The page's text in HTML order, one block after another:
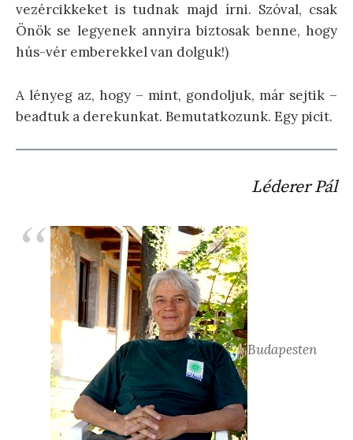
vezércikkeket is tudnak majd írni. Szóval, csak
Önök se legyenek annyira biztosak benne, hogy
hús-vér emberekkel van dolguk!)
A lényeg az, hogy – mint, gondoljuk, már sejtik –
beadtuk a derekunkat. Bemutatkozunk. Egy picit.
Léderer Pál
Budapesten